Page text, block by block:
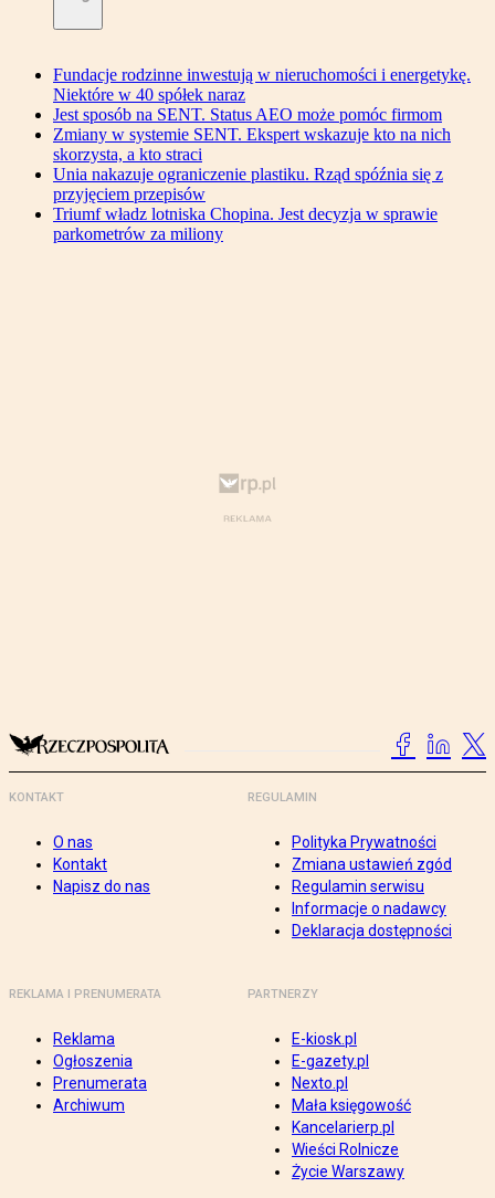
Fundacje rodzinne inwestują w nieruchomości i energetykę.
Niektóre w 40 spółek naraz
Jest sposób na SENT. Status AEO może pomóc firmom
Zmiany w systemie SENT. Ekspert wskazuje kto na nich
skorzysta, a kto straci
Unia nakazuje ograniczenie plastiku. Rząd spóźnia się z
przyjęciem przepisów
Triumf władz lotniska Chopina. Jest decyzja w sprawie
parkometrów za miliony
KONTAKT
O nas
Kontakt
Napisz do nas
REGULAMIN
Polityka Prywatności
Zmiana ustawień zgód
Regulamin serwisu
Informacje o nadawcy
Deklaracja dostępności
REKLAMA I PRENUMERATA
Reklama
Ogłoszenia
Prenumerata
Archiwum
PARTNERZY
E-kiosk.pl
E-gazety.pl
Nexto.pl
Mała księgowość
Kancelarierp.pl
Wieści Rolnicze
Życie Warszawy